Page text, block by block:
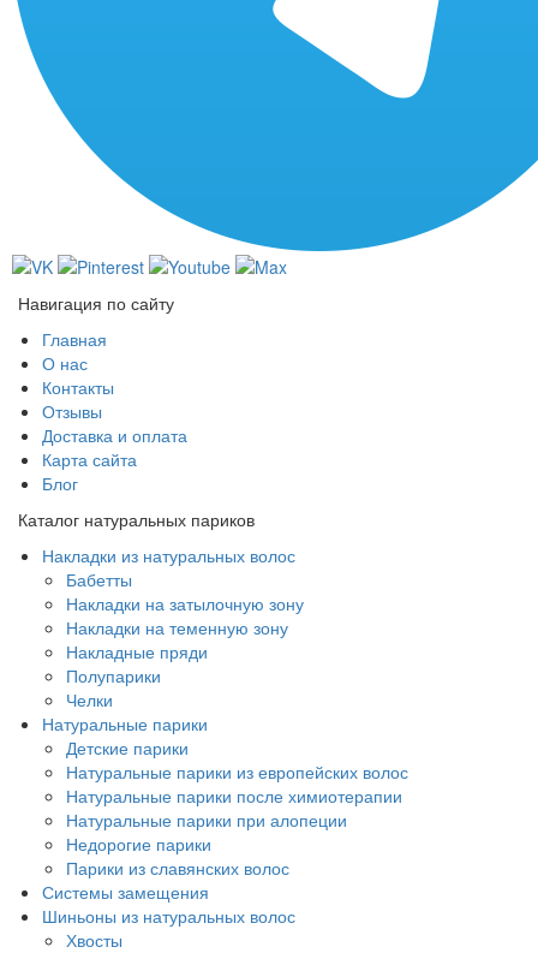
Навигация по сайту
Главная
О нас
Контакты
Отзывы
Доставка и оплата
Карта сайта
Блог
Каталог натуральных париков
Накладки из натуральных волос
Бабетты
Накладки на затылочную зону
Накладки на теменную зону
Накладные пряди
Полупарики
Челки
Натуральные парики
Детские парики
Натуральные парики из европейских волос
Натуральные парики после химиотерапии
Натуральные парики при алопеции
Недорогие парики
Парики из славянских волос
Системы замещения
Шиньоны из натуральных волос
Хвосты